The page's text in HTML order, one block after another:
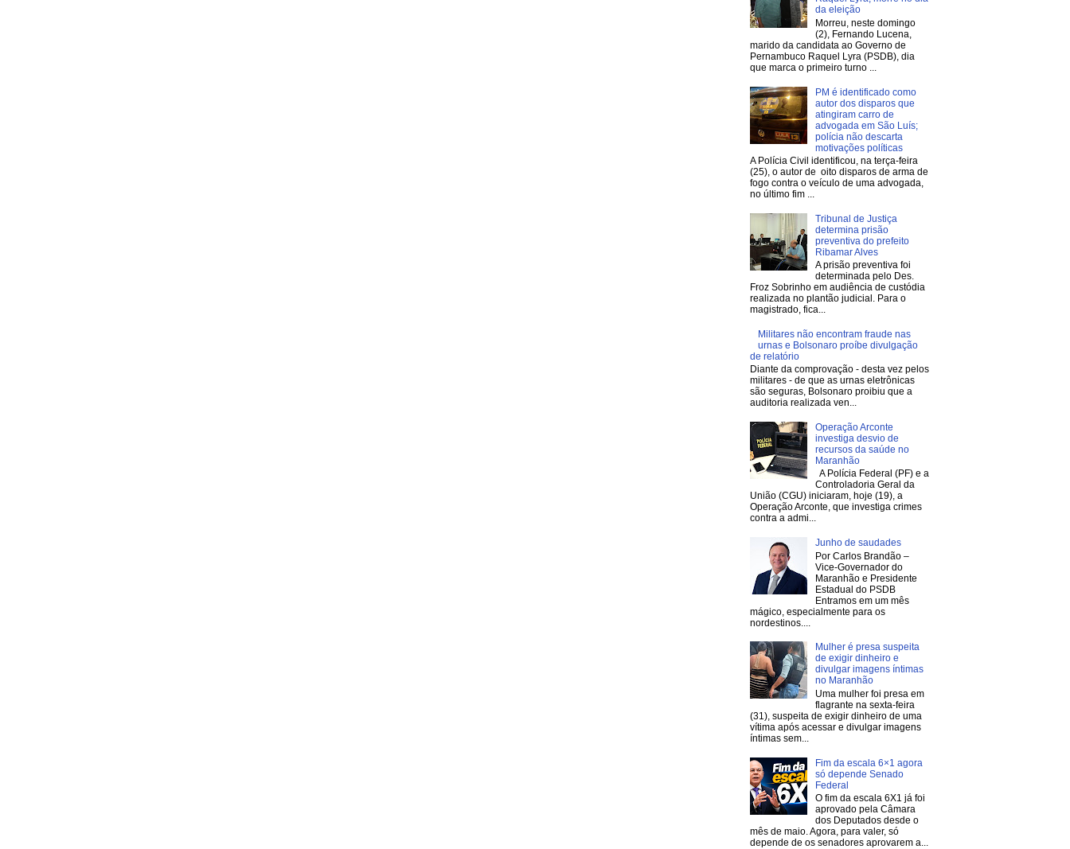
da eleição
Morreu, neste domingo
(2), Fernando Lucena,
marido da candidata ao Governo de
Pernambuco Raquel Lyra (PSDB), dia
que marca o primeiro turno ...
PM é identificado como
autor dos disparos que
atingiram carro de
advogada em São Luís;
polícia não descarta
motivações políticas
A Polícia Civil identificou, na terça-feira
(25), o autor de oito disparos de arma de
fogo contra o veículo de uma advogada,
no último fim ...
Tribunal de Justiça
determina prisão
preventiva do prefeito
Ribamar Alves
A prisão preventiva foi
determinada pelo Des.
Froz Sobrinho em audiência de custódia
realizada no plantão judicial. Para o
magistrado, fica...
Militares não encontram fraude nas
urnas e Bolsonaro proíbe divulgação
de relatório
Diante da comprovação - desta vez pelos
militares - de que as urnas eletrônicas
são seguras, Bolsonaro proibiu que a
auditoria realizada ven...
Operação Arconte
investiga desvio de
recursos da saúde no
Maranhão
A Polícia Federal (PF) e a
Controladoria Geral da
União (CGU) iniciaram, hoje (19), a
Operação Arconte, que investiga crimes
contra a admi...
Junho de saudades
Por Carlos Brandão –
Vice-Governador do
Maranhão e Presidente
Estadual do PSDB
Entramos em um mês
mágico, especialmente para os
nordestinos....
Mulher é presa suspeita
de exigir dinheiro e
divulgar imagens íntimas
no Maranhão
Uma mulher foi presa em
flagrante na sexta-feira
(31), suspeita de exigir dinheiro de uma
vítima após acessar e divulgar imagens
íntimas sem...
Fim da escala 6×1 agora
só depende Senado
Federal
O fim da escala 6X1 já foi
aprovado pela Câmara
dos Deputados desde o
mês de maio. Agora, para valer, só
depende de os senadores aprovarem a...